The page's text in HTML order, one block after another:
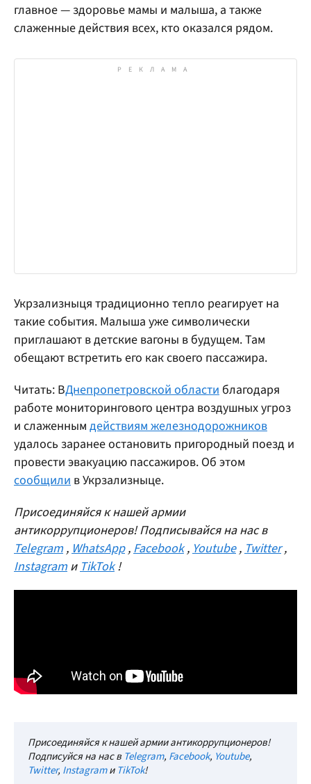
главное — здоровье мамы и малыша, а также
слаженные действия всех, кто оказался рядом.
Укрзализныця традиционно тепло реагирует на
такие события. Малыша уже символически
приглашают в детские вагоны в будущем. Там
обещают встретить его как своего пассажира.
Читать: ВДнепропетровской области благодаря
работе мониторингового центра воздушных угроз
и слаженным действиям железнодорожников
удалось заранее остановить пригородный поезд и
провести эвакуацию пассажиров. Об этом
сообщили в Укрзализныце.
Присоединяйся к нашей армии
антикоррупционеров! Подписывайся на нас в
Telegram ,WhatsApp ,Facebook ,Youtube ,Twitter ,
Instagram иTikTok !
Присоединяйся к нашей армии антикоррупционеров!
Подписуйся на нас в Telegram, Facebook, Youtube,
Twitter, InstagramиTikTok!